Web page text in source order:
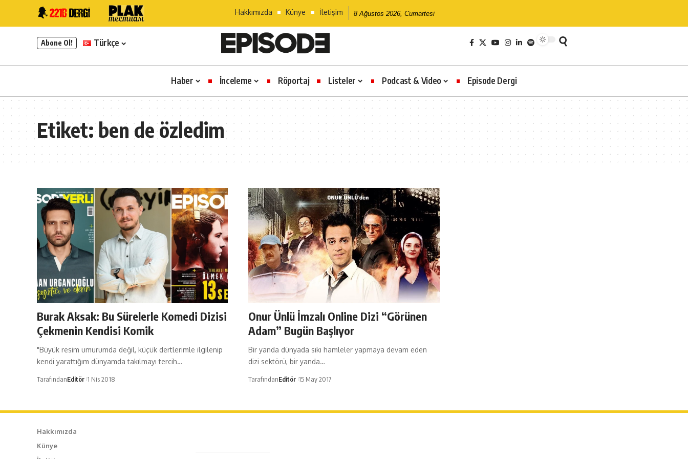
Hakkımızda Künye İletişim 8 Ağustos 2026, Cumartesi
Abone Ol! Türkçe
Haber İnceleme Röportaj Listeler Podcast & Video Episode Dergi
Etiket:ben de özledim
Burak Aksak: Bu Sürelerle Komedi Dizisi
Çekmenin Kendisi Komik
"Büyük resim umurumda değil, küçük dertlerimle ilgilenip
kendi yarattığım dünyamda takılmayı tercih…
TarafındanEditör 1 Nis 2018
Onur Ünlü İmzalı Online Dizi “Görünen
Adam” Bugün Başlıyor
Bir yanda dünyada sıkı hamleler yapmaya devam eden
dizi sektörü, bir yanda…
TarafındanEditör 15 May 2017
Hakkımızda
Künye
Caferağa Mah. Dr. Şakir Paşa Sok. No3/A Kadıköy İstanbul